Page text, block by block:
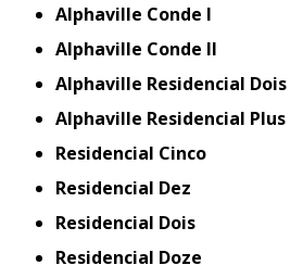
Alphaville Conde I
Alphaville Conde II
Alphaville Residencial Dois
Alphaville Residencial Plus
Residencial Cinco
Residencial Dez
Residencial Dois
Residencial Doze